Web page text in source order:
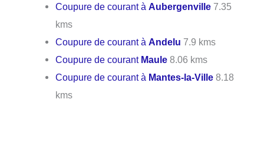
Coupure de courant àAubergenville 7.35
kms
Coupure de courant àAndelu 7.9 kms
Coupure de courant Maule 8.06 kms
Coupure de courant à Mantes-la-Ville 8.18
kms